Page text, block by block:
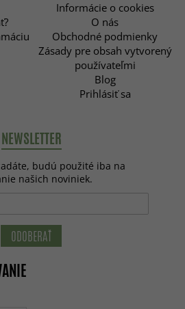
Informácie o cookies
O nás
Obchodné podmienky
Zásady pre obsah vytvorený
používateľmi
Blog
Prihlásiť sa
NEWSLETTER
budú použité iba na
našich noviniek.
ODOBERAŤ